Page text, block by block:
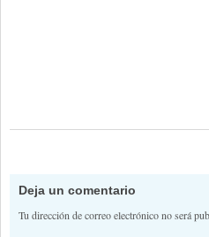
Deja un comentario
Tu dirección de correo electrónico no será